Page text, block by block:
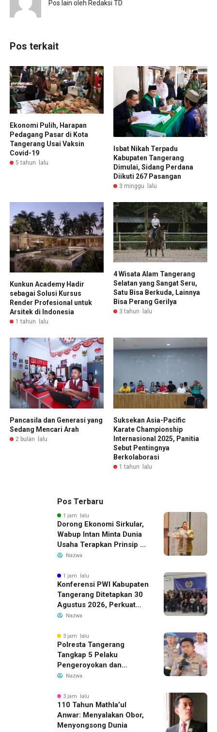
Pos lain oleh Redaksi TD
Pos terkait
Ekonomi Pulih, Harapan
Pedagang Pasar di Kota
Tangerang Usai Vaksin
Covid-19
5 tahun lalu
Isbat Nikah Terpadu
Kabupaten Tangerang
Dimulai, Sidang Perdana
Diikuti 267 Pasangan
3 minggu lalu
Kunkun Academy Hadir
sebagai Solusi Kursus
Render Profesional untuk
Arsitek di Indonesia
1 tahun lalu
4 Wisata Alam Tangerang
Selatan yang Sangat Seru,
Satu Bisa Berkuda, Lainnya
Bisa Perang Gerilya
3 tahun lalu
Pancasila dan Generasi yang
Sedang Mencari Arah
2 bulan lalu
Suksekan Asia-Pacific
Karate Championship
Internasional 2025, Panitia
Sebut Pentingnya
Berkolaborasi
1 tahun lalu
Pos Terbaru
1 jam lalu
Dorong Ekonomi Sirkular,
Wabup Intan Minta Dunia
Usaha Terapkan Prinsip 3R
dalam Pengelolaan Limbah
Nazwa
1 jam lalu
Konferensi PWI Kabupaten
Tangerang Ditetapkan 30
Agustus 2026, Perkuat
Demokrasi dan Soliditas
Nazwa
3 jam lalu
Polresta Tangerang
Tangkap 5 Pelaku
Pengeroyokan dan
Kekerasan Seksual di
Nazwa
3 jam lalu
110 Tahun Mathla’ul
Anwar: Menyalakan Obor,
Menyongsong Dunia